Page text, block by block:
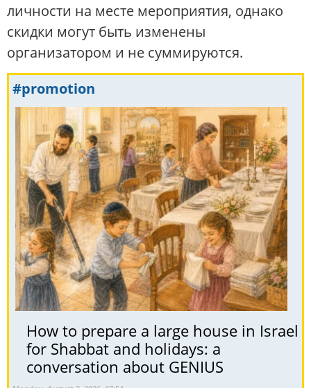
личности на месте мероприятия, однако
скидки могут быть изменены
организатором и не суммируются.
#promotion
How to prepare a large house in Israel
for Shabbat and holidays: a
conversation about GENIUS